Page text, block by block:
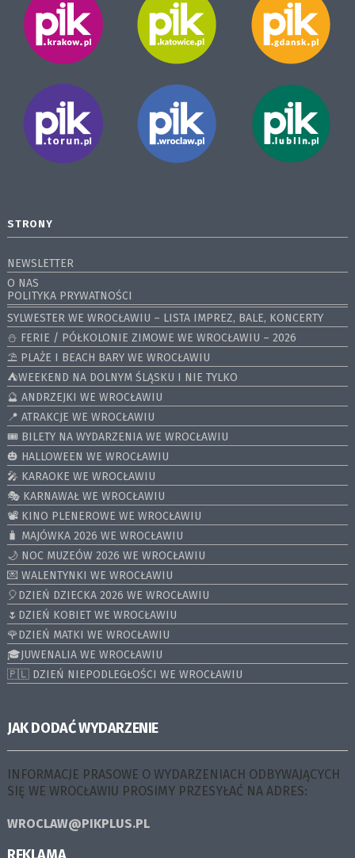
STRONY
NEWSLETTER
O NAS
POLITYKA PRYWATNOŚCI
SYLWESTER WE WROCŁAWIU – LISTA IMPREZ, BALE, KONCERTY
⛄️ FERIE / PÓŁKOLONIE ZIMOWE WE WROCŁAWIU – 2026
⛱️ PLAŻE I BEACH BARY WE WROCŁAWIU
⛺️WEEKEND NA DOLNYM ŚLĄSKU I NIE TYLKO
🔮 ANDRZEJKI WE WROCŁAWIU
📍 ATRAKCJE WE WROCŁAWIU
🎟️ BILETY NA WYDARZENIA WE WROCŁAWIU
🎃 HALLOWEEN WE WROCŁAWIU
🎤 KARAOKE WE WROCŁAWIU
🎭 KARNAWAŁ WE WROCŁAWIU
📽️ KINO PLENEROWE WE WROCŁAWIU
🧳 MAJÓWKA 2026 WE WROCŁAWIU
🌙 NOC MUZEÓW 2026 WE WROCŁAWIU
💌 WALENTYNKI WE WROCŁAWIU
🎈DZIEŃ DZIECKA 2026 WE WROCŁAWIU
🌷DZIEŃ KOBIET WE WROCŁAWIU
🌹DZIEŃ MATKI WE WROCŁAWIU
🎓JUWENALIA WE WROCŁAWIU
🇵🇱 DZIEŃ NIEPODLEGŁOŚCI WE WROCŁAWIU
JAK DODAĆ WYDARZENIE
INFORMACJE PRASOWE O WYDARZENIACH ODBYWAJĄCYCH
SIĘ WE WROCŁAWIU PROSIMY PRZESYŁAĆ NA ADRES:
WROCLAW@PIKPLUS.PL